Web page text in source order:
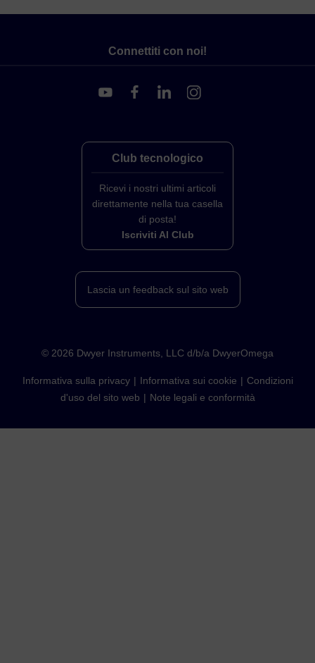
Connettiti con noi!
Club tecnologico
Ricevi i nostri ultimi articoli
direttamente nella tua casella
di posta!
Iscriviti Al Club
Lascia un feedback sul sito web
© 2026 Dwyer Instruments, LLC d/b/a DwyerOmega
Informativa sulla privacy Informativa sui cookie
Condizioni
d'uso del sito web
Note legali e conformità